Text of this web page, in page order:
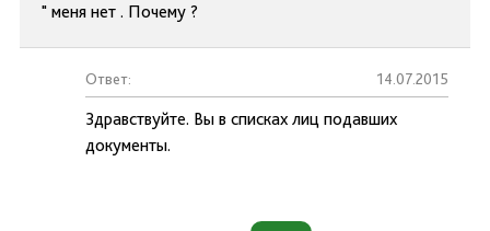
" меня нет . Почему ?
Ответ: 14.07.2015
Здравствуйте. Вы в списках лиц подавших
документы.